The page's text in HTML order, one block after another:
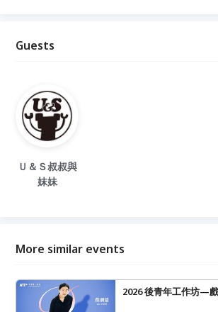
Guests
Ｕ＆Ｓ叔叔與
妹妹
More similar events
2026 後青年工作坊—